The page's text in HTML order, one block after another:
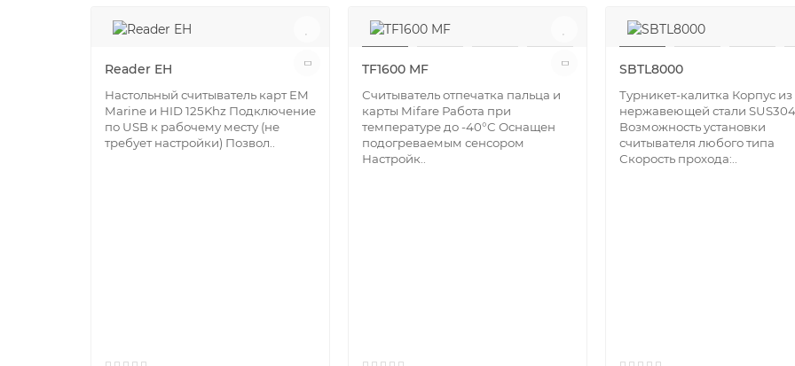
Reader EH
Настольный считыватель карт EM
Marine и HID 125Khz Подключение
по USB к рабочему месту (не
требует настройки) Позвол..
TF1600 MF
Считыватель отпечатка пальца и
карты Mifare Работа при
температуре до -40°C Оснащен
подогреваемым сенсором
Настройк..
SBTL8000
Турникет-калитка Корпус из
нержавеющей стали SUS304
Возможность установки
считывателя любого типа
Скорость прохода:..